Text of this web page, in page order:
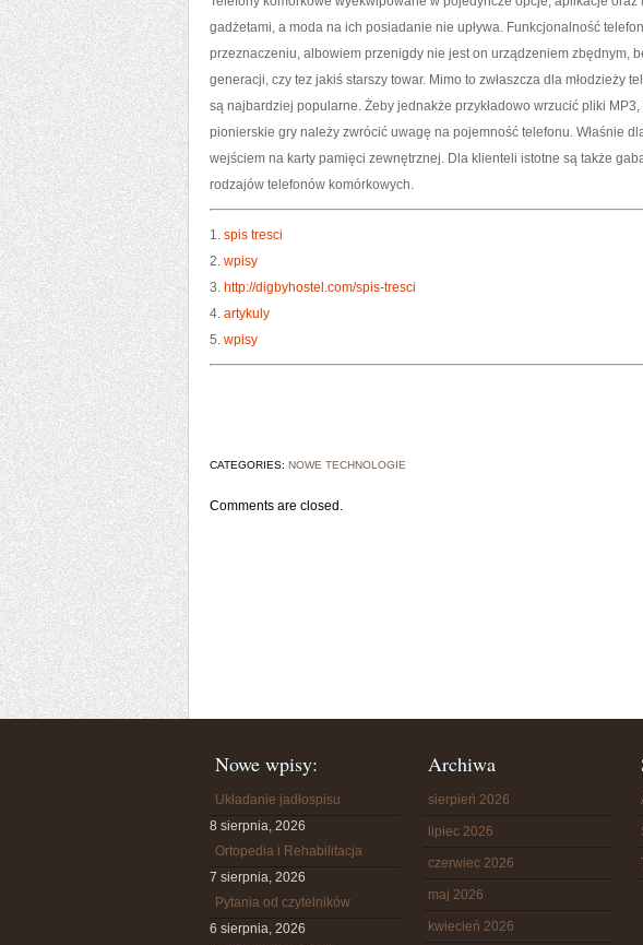
gadżetami, a moda na ich posiadanie nie upływa. Funkcjonalność
przeznaczeniu, albowiem przenigdy nie jest on urządzeniem zbędnym,
generacji, czy tez jakiś starszy towar. Mimo to zwłaszcza dla młodzieży
są najbardziej popularne. Żeby jednakże przykładowo wrzucić pliki
pionierskie gry należy zwrócić uwagę na pojemność telefonu. Właśnie
wejściem na karty pamięci zewnętrznej. Dla klienteli istotne są także
rodzajów telefonów komórkowych.
1. spis tresci
2. wpisy
3. http://digbyhostel.com/spis-tresci
4. artykuly
5. wpisy
CATEGORIES: NOWE TECHNOLOGIE
Comments are closed.
Nowe wpisy:
Układanie jadłospisu
8 sierpnia, 2026
Ortopedia i Rehabilitacja
7 sierpnia, 2026
Pytania od czytelników
6 sierpnia, 2026
Archiwa
sierpień 2026
lipiec 2026
czerwiec 2026
maj 2026
kwiecień 2026